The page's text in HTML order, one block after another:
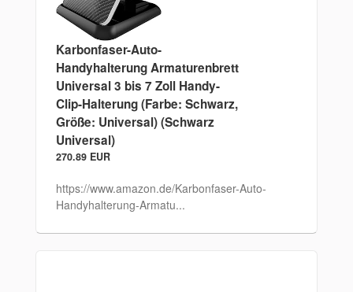
Karbonfaser-Auto-
Handyhalterung Armaturenbrett
Universal 3 bis 7 Zoll Handy-
Clip-Halterung (Farbe: Schwarz,
Größe: Universal) (Schwarz
Universal)
270.89 EUR
https://www.amazon.de/Karbonfaser-Auto-
Handyhalterung-Armatu...